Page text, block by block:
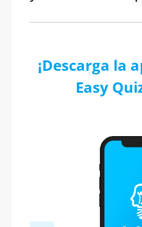
¡Descarga la
Easy